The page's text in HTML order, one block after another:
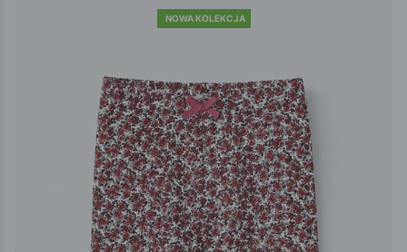
NOWA KOLEKCJA